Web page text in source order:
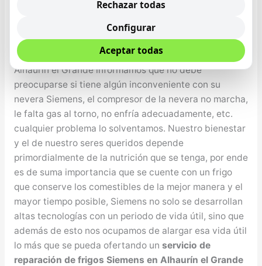
Reparación de Frigoríficos Siemens en Alhaurín el
Grande
Desde el Servicio Técnico de Frigoríficos Siemens en
Alhaurín el Grande informamos que no debe
preocuparse si tiene algún inconveniente con su
nevera Siemens, el compresor de la nevera no marcha,
le falta gas al torno, no enfría adecuadamente, etc.
cualquier problema lo solventamos. Nuestro bienestar
y el de nuestro seres queridos depende
primordialmente de la nutrición que se tenga, por ende
es de suma importancia que se cuente con un frigo
que conserve los comestibles de la mejor manera y el
mayor tiempo posible, Siemens no solo se desarrollan
altas tecnologías con un periodo de vida útil, sino que
además de esto nos ocupamos de alargar esa vida útil
lo más que se pueda ofertando un servicio de
reparación de frigos Siemens en Alhaurín el Grande
Rechazar todas
Configurar
Aceptar todas